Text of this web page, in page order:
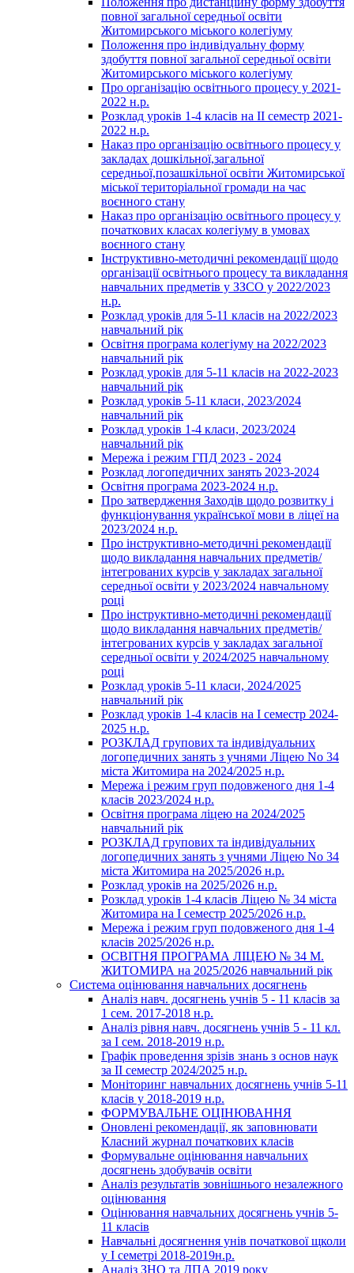
повної загальної середньої освіти
Житомирського міського колегіуму
Положення про індивідуальну форму
здобуття повної загальної середньої освіти
Житомирського міського колегіуму
Про організацію освітнього процесу у 2021-
2022 н.р.
Розклад уроків 1-4 класів на ІІ семестр 2021-
2022 н.р.
Наказ про організацію освітнього процесу у
закладах дошкільної,загальної
середньої,позашкільної освіти Житомирської
міської територіальної громади на час
воєнного стану
Наказ про організацію освітнього процесу у
початкових класах колегіуму в умовах
воєнного стану
Інструктивно-методичні рекомендації щодо
організації освітнього процесу та викладання
навчальних предметів у ЗЗСО у 2022/2023
н.р.
Розклад уроків для 5-11 класів на 2022/2023
навчальний рік
Освітня програма колегіуму на 2022/2023
навчальний рік
Розклад уроків для 5-11 класів на 2022-2023
навчальний рік
Розклад уроків 5-11 класи, 2023/2024
навчальний рік
Розклад уроків 1-4 класи, 2023/2024
навчальний рік
Мережа і режим ГПД 2023 - 2024
Розклад логопедичних занять 2023-2024
Освітня програма 2023-2024 н.р.
Про затвердження Заходів щодо розвитку і
функціонування української мови в ліцеї на
2023/2024 н.р.
Про інструктивно-методичні рекомендації
щодо викладання навчальних предметів/
інтегрованих курсів у закладах загальної
середньої освіти у 2023/2024 навчальному
році
Про інструктивно-методичні рекомендації
щодо викладання навчальних предметів/
інтегрованих курсів у закладах загальної
середньої освіти у 2024/2025 навчальному
році
Розклад уроків 5-11 класи, 2024/2025
навчальний рік
Розклад уроків 1-4 класів на І семестр 2024-
2025 н.р.
РОЗКЛАД групових та індивідуальних
логопедичних занять з учнями Ліцею No 34
міста Житомира на 2024/2025 н.р.
Мережа і режим груп подовженого дня 1-4
класів 2023/2024 н.р.
Освітня програма ліцею на 2024/2025
навчальний рік
РОЗКЛАД групових та індивідуальних
логопедичних занять з учнями Ліцею No 34
міста Житомира на 2025/2026 н.р.
Розклад уроків на 2025/2026 н.р.
Розклад уроків 1-4 класів Ліцею № 34 міста
Житомира на І семестр 2025/2026 н.р.
Мережа і режим груп подовженого дня 1-4
класів 2025/2026 н.р.
ОСВІТНЯ ПРОГРАМА ЛІЦЕЮ № 34 М.
ЖИТОМИРА на 2025/2026 навчальний рік
Система оцінювання навчальних досягнень
Аналіз навч. досягнень учнів 5 - 11 класів за
1 сем. 2017-2018 н.р.
Аналіз рівня навч. досягнень учнів 5 - 11 кл.
за І сем. 2018-2019 н.р.
Графік проведення зрізів знань з основ наук
за ІІ семестр 2024/2025 н.р.
Моніторинг навчальних досягнень учнів 5-11
класів у 2018-2019 н.р.
ФОРМУВАЛЬНЕ ОЦІНЮВАННЯ
Оновлені рекомендації, як заповнювати
Класний журнал початкових класів
Формувальне оцінювання навчальних
досягнень здобувачів освіти
Аналіз результатів зовнішнього незалежного
оцінювання
Оцінювання навчальних досягнень учнів 5-
11 класів
Навчальні досягнення унів початкової щколи
у І семетрі 2018-2019н.р.
Аналіз ЗНО та ДПА 2019 року